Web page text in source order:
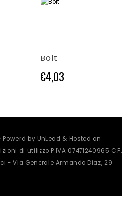
Questo prodotto ha più varianti. Le opzioni possono essere scelte nella pagina del prodotto
Bolt
€4,03
by UnLead & Hosted on
di utilizzo P.IVA 07471240965 C.F.
- Via Generale Armando Diaz, 29